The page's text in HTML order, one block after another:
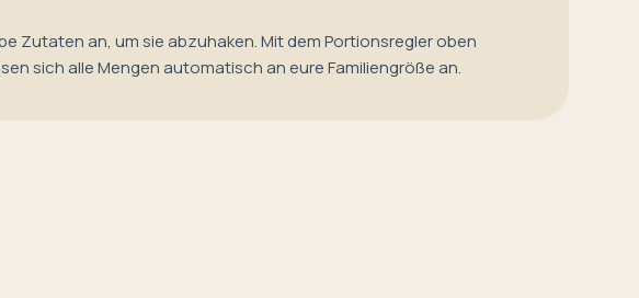
Zutaten an, um sie abzuhaken. Mit dem Portionsregler oben
sich alle Mengen automatisch an eure Familiengröße an.